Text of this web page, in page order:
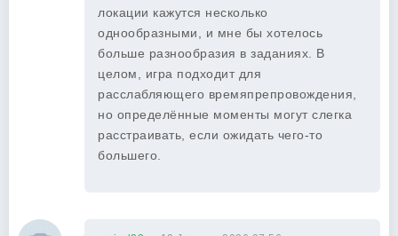
локации кажутся несколько
однообразными, и мне бы хотелось
больше разнообразия в заданиях. В
целом, игра подходит для
расслабляющего времяпрепровождения,
но определённые моменты могут слегка
расстраивать, если ожидать чего-то
большего.